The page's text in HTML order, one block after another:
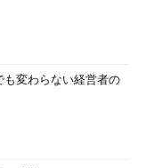
も変わらない経営者の